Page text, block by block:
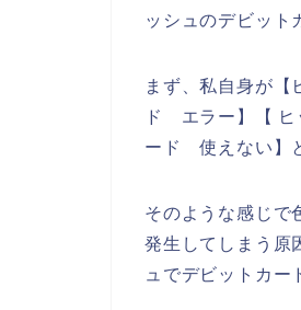
ッシュのデビット
まず、私自身が【
ド エラー】【 ヒ
ード 使えない】
そのような感じで
発生してしまう原
ュでデビットカー